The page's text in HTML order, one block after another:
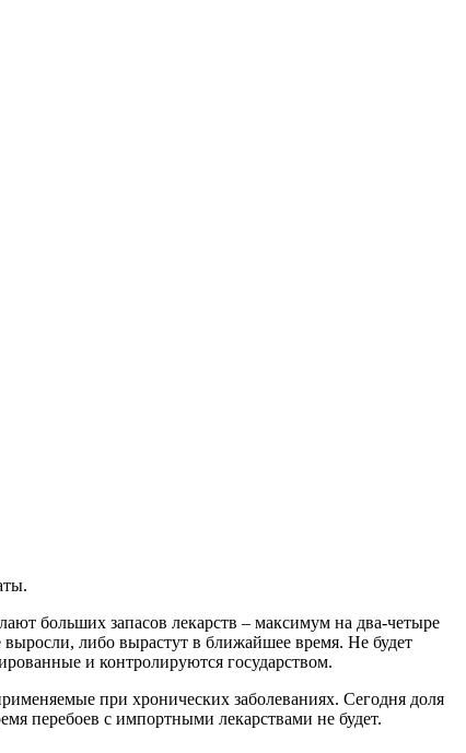
больших запасов лекарств – максимум на два-четыре
либо вырастут в ближайшее время. Не будет
и контролируются государством.
при хронических заболеваниях. Сегодня доля
перебоев с импортными лекарствами не будет.